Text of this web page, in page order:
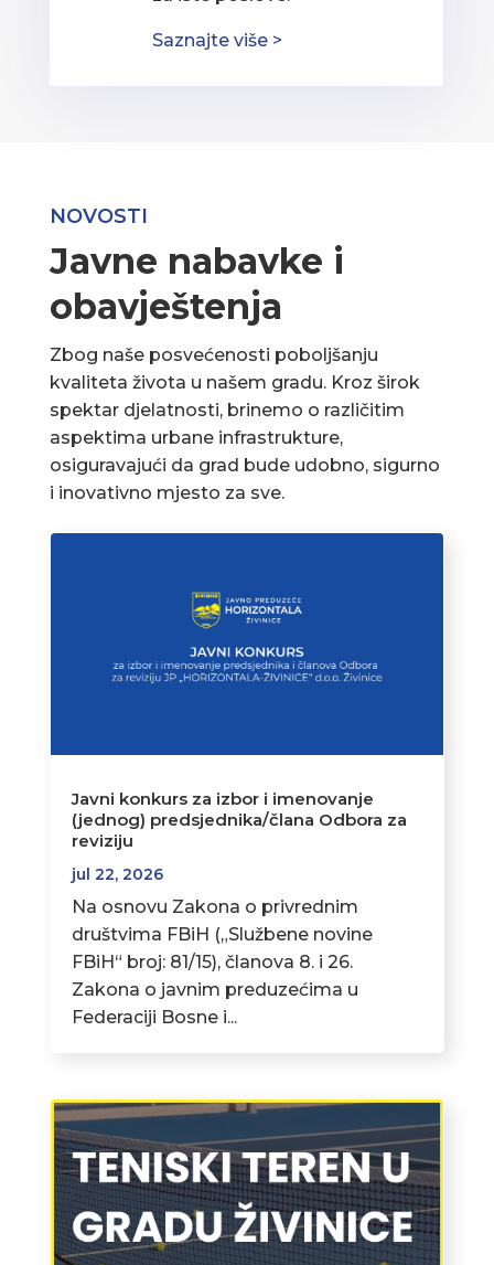
Saznajte više >
NOVOSTI
Javne nabavke i
obavještenja
Zbog naše posvećenosti poboljšanju
kvaliteta života u našem gradu. Kroz širok
spektar djelatnosti, brinemo o različitim
aspektima urbane infrastrukture,
osiguravajući da grad bude udobno, sigurno
i inovativno mjesto za sve.
Javni konkurs za izbor i imenovanje
(jednog) predsjednika/člana Odbora za
reviziju
jul 22, 2026
Na osnovu Zakona o privrednim
društvima FBiH („Službene novine
FBiH“ broj: 81/15), članova 8. i 26.
Zakona o javnim preduzećima u
Federaciji Bosne i...